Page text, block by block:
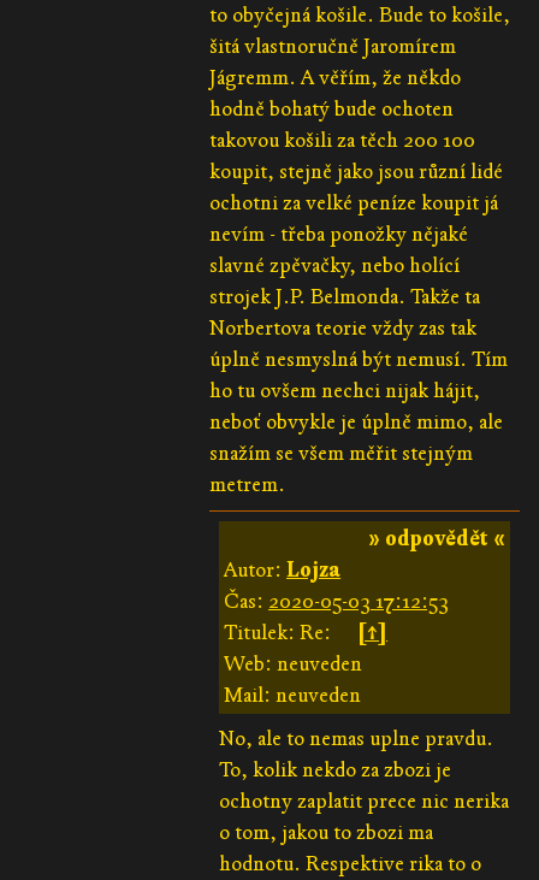
to obyčejná košile. Bude to košile,
šitá vlastnoručně Jaromírem
Jágremm. A věřím, že někdo
hodně bohatý bude ochoten
takovou košili za těch 200 100
koupit, stejně jako jsou různí lidé
ochotni za velké peníze koupit já
nevím - třeba ponožky nějaké
slavné zpěvačky, nebo holící
strojek J.P. Belmonda. Takže ta
Norbertova teorie vždy zas tak
úplně nesmyslná být nemusí. Tím
ho tu ovšem nechci nijak hájit,
neboť obvykle je úplně mimo, ale
snažím se všem měřit stejným
metrem.
» odpovědět «
Autor:Lojza
Čas: 2020-05-03 17:12:53
Titulek: Re:
[↑]
Web: neuveden
Mail: neuveden
No, ale to nemas uplne pravdu.
To, kolik nekdo za zbozi je
ochotny zaplatit prece nic nerika
o tom, jakou to zbozi ma
hodnotu. Respektive rika to o